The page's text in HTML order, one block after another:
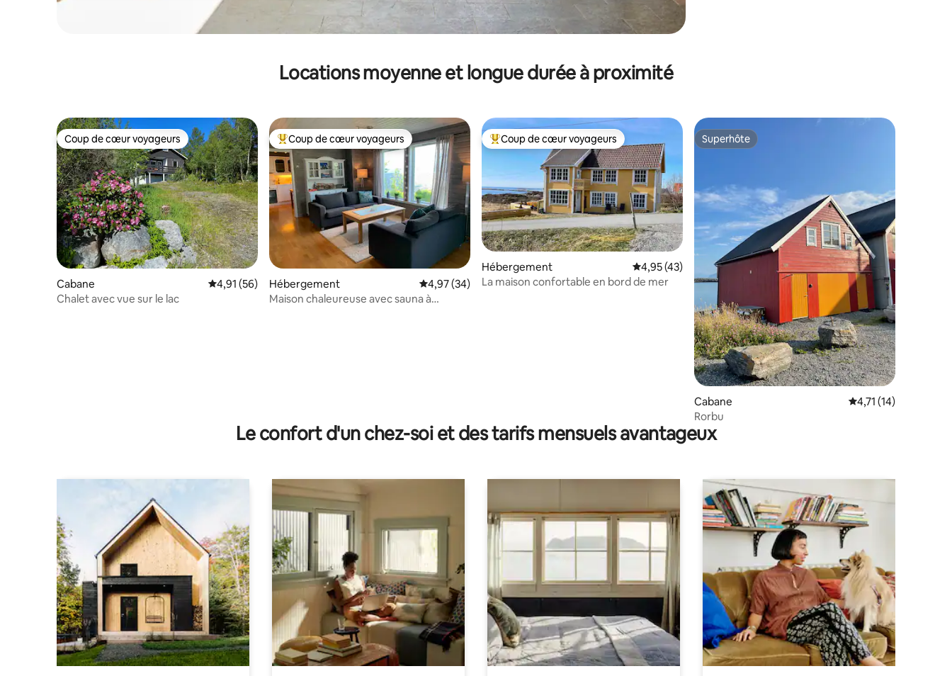
Locations moyenne et longue durée à proximité
Coup de cœur voyageurs
Coup de cœur voyageurs
Cabane Évaluation moyenne sur la base de 56 commentaires : 4,91 sur 5
4,91 (56)
Chalet avec vue sur le lac
Coups de cœur voyageurs les plus appréciés
Coup de cœur voyageurs
Hébergement Évaluation moyenne sur la base de 34 commentaires : 4,97 sur 5
4,97 (34)
Maison chaleureuse avec sauna à
Coups de cœur voyageurs les plus appréciés
Coup de cœur voyageurs
Hébergement Évaluation moyenne sur la base de 43 commentaires : 4,95 sur 5
4,95 (43)
La maison confortable en bord de mer
Superhôte
Superhôte
Cabane Évaluation moyenne
4,71 (14)
Rorbu
Le confort d'un chez-soi et des tarifs mensuels avantageux